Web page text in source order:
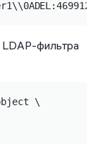
LDAP-фильтра
\